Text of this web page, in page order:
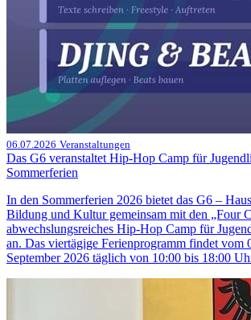
06.07.2026 Veranstaltungen
Das G6 veranstaltet Hip-Hop Camp für
Sommerferien
In den Sommerferien 2026 bietet das G6 –
Bildung und Kultur gemeinsam mit den „Four
abwechslungsreiches Hip-Hop Camp für
an. Das viertägige Ferienprogramm findet vom
September 2026 täglich von 10:00 bis 18:00